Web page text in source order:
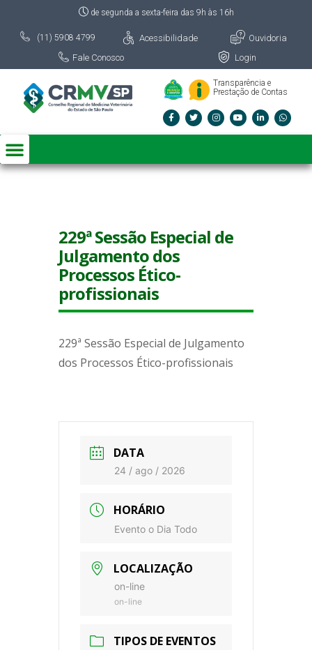
de segunda a sexta-feira das 9h às 16h
(11) 5908 4799 Acessibilidade
Ouvidoria
Fale Conosco
Login
Transparência e
Prestação de Contas
229ª Sessão Especial de
Julgamento dos
Processos Ético-
profissionais
229ª Sessão Especial de Julgamento
dos Processos Ético-profissionais
DATA
24 / ago / 2026
HORÁRIO
Evento o Dia Todo
LOCALIZAÇÃO
on-line
on-line
TIPOS DE EVENTOS